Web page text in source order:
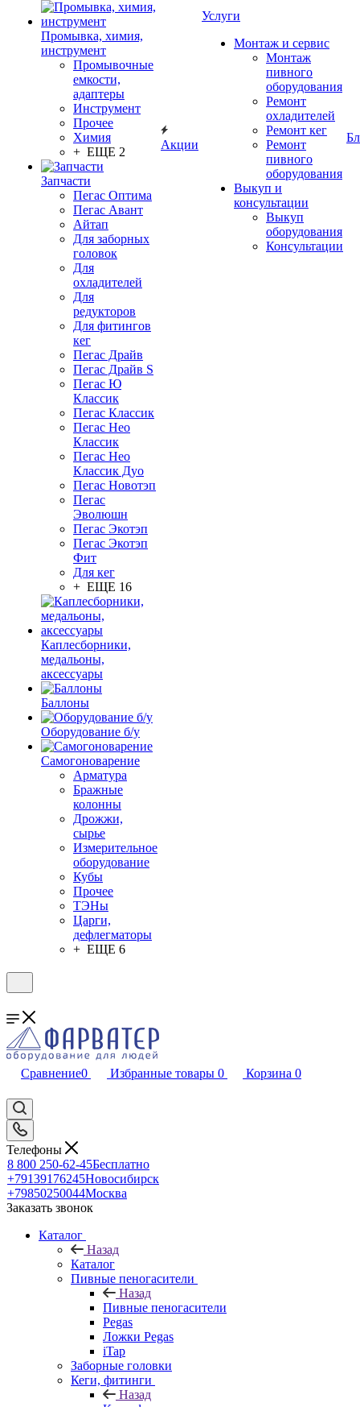
Промывка, химия,
инструмент
Промывочные
емкости,
адаптеры
Инструмент
Прочее
Химия
+ ЕЩЕ 2
Запчасти
Пегас Оптима
Пегас Авант
Айтап
Для заборных
головок
Для
охладителей
Для
редукторов
Для фитингов
кег
Пегас Драйв
Пегас Драйв S
Пегас Ю
Классик
Пегас Классик
Пегас Нео
Классик
Пегас Нео
Классик Дуо
Пегас Новотэп
Пегас
Эволюшн
Пегас Экотэп
Пегас Экотэп
Фит
Для кег
+ ЕЩЕ 16
Каплесборники,
медальоны,
аксессуары
Баллоны
Оборудование б/у
Самогоноварение
Арматура
Бражные
колонны
Дрожжи,
сырье
Измерительное
оборудование
Кубы
Прочее
ТЭНы
Царги,
дефлегматоры
+ ЕЩЕ 6
Акции
Услуги
Монтаж и сервис
Монтаж
пивного
оборудования
Ремонт
охладителей
Ремонт кег
Ремонт
пивного
оборудования
Выкуп и
консультации
Выкуп
оборудования
Консультации
Сравнение0 Избранные товары 0 Корзина 0
Телефоны
8 800 250-62-45Бесплатно
+79139176245Новосибирск
+79850250044Москва
Заказать звонок
Каталог
Назад
Каталог
Пивные пеногасители
Назад
Пивные пеногасители
Pegas
Ложки Pegas
iTap
Заборные головки
Кеги, фитинги
Назад